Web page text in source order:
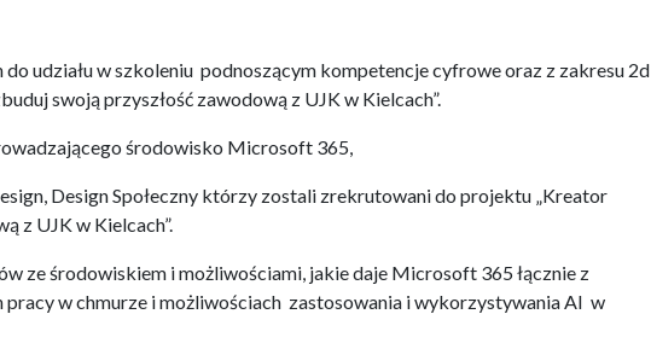
do udziału w szkoleniu podnoszącym kompetencje cyfrowe oraz z zakresu 2d
swoją przyszłość zawodową z UJK w Kielcach”.
środowisko Microsoft 365,
Design Społeczny którzy zostali zrekrutowani do projektu „Kreator
z UJK w Kielcach”.
ze środowiskiem i możliwościami, jakie daje Microsoft 365 łącznie z
w chmurze i możliwościach zastosowania i wykorzystywania AI w